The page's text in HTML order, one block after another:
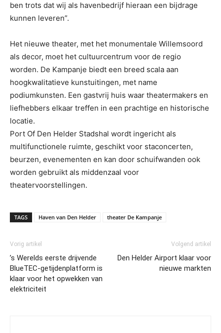
ben trots dat wij als havenbedrijf hieraan een bijdrage
kunnen leveren”.
Het nieuwe theater, met het monumentale Willemsoord
als decor, moet het cultuurcentrum voor de regio
worden. De Kampanje biedt een breed scala aan
hoogkwalitatieve kunstuitingen, met name
podiumkunsten. Een gastvrij huis waar theatermakers en
liefhebbers elkaar treffen in een prachtige en historische
locatie.
Port Of Den Helder Stadshal wordt ingericht als
multifunctionele ruimte, geschikt voor staconcerten,
beurzen, evenementen en kan door schuifwanden ook
worden gebruikt als middenzaal voor
theatervoorstellingen.
TAGS Haven van Den Helder theater De Kampanje
Vorig artikel
’s Werelds eerste drijvende
BlueTEC-getijdenplatform is
klaar voor het opwekken van
elektriciteit
Volgend artikel
Den Helder Airport klaar voor
nieuwe markten